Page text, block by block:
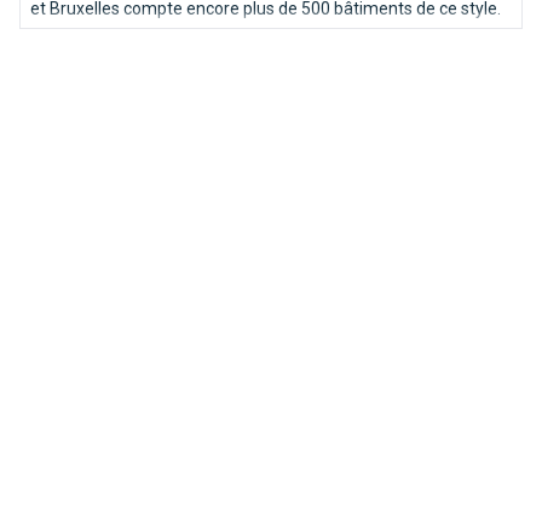
et Bruxelles compte encore plus de 500 bâtiments de ce style.